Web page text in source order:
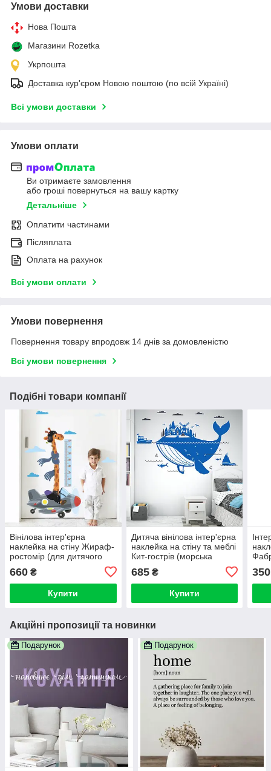
Умови доставки
Нова Пошта
Магазини Rozetka
Укрпошта
Доставка кур'єром Новою поштою (по всій Україні)
Всі умови доставки
Умови оплати
Ви отримаєте замовлення
або гроші повернуться на вашу картку
Детальніше
Оплатити частинами
Післяплата
Оплата на рахунок
Всі умови оплати
Умови повернення
Повернення товару впродовж 14 днів за домовленістю
Всі умови повернення
Подібні товари компанії
Вінілова інтер'єрна
наклейка на стіну Жираф-
ростомір (для дитячого
660 ₴
Купити
Дитяча вінілова інтер'єрна
наклейка на стіну та меблі
Кит-гострів (морська
тематика, місто, будинки,
чайки)
685₴
Купити
350
Акційні пропозиції та новинки
Подарунок Подарунок